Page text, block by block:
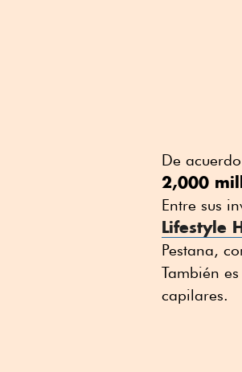
De
2,000
Entre sus
Lifestyle
Pestana,
También
capilares.